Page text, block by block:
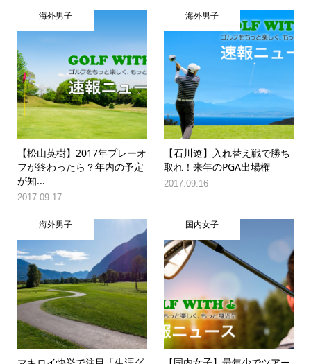
海外男子
【松山英樹】2017年プレーオ
フが終わったら？年内の予定
が知...
2017.09.17
海外男子
【石川遼】入れ替え戦で勝ち
取れ！来年のPGA出場権
2017.09.16
海外男子 国内女子